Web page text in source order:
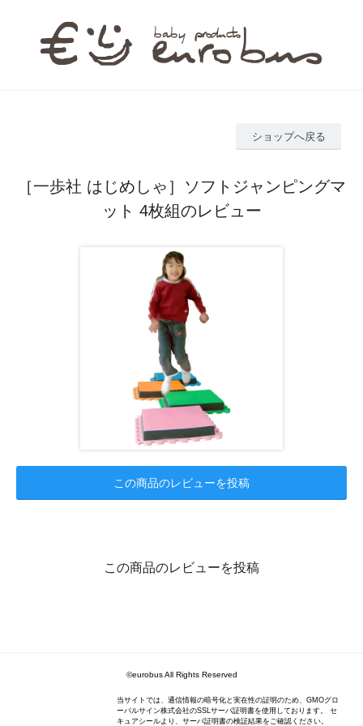
ショップへ戻る
［一歩社 はじめしゃ］ソフトジャンピングマ
ット 4枚組のレビュー
この商品のレビューを投稿
この商品のレビューを投稿
©eurobus All Rights Reserved
当サイトでは、通信情報の暗号化と実在性の証明のため、GMOグロ
ーバルサイン株式会社のSSLサーバ証明書を使用しております。 セ
キュアシールより、サーバ証明書の検証結果をご確認ください。